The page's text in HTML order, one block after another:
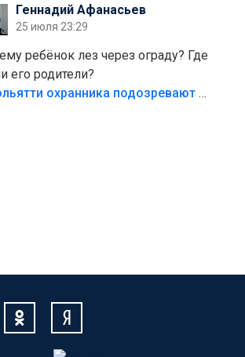
же калитка,ворота!
ребёнка,но он сам выбрал свою
Геннадий Афанасьев
25 июля 23:29
ребёнок лез через ограду? Где
его родители?
В Тольятти охранника подозревают в причинении смерти ребенку